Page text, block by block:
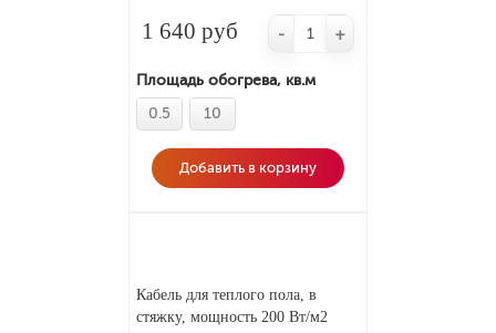
1 640 руб
Площадь обогрева, кв.м
0.5
10
- +
Добавить в корзину
Кабель для теплого пола, в
стяжку, мощность 200 Вт/м2